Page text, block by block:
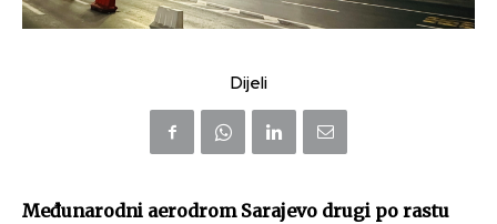
Dijeli
Međunarodni aerodrom Sarajevo drugi po rastu